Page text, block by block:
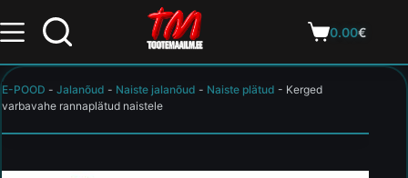
0.00€
E-POOD - Jalanõud - Naiste jalanõud - Naiste plätud - Kerged
varbavahe rannaplätud naistele